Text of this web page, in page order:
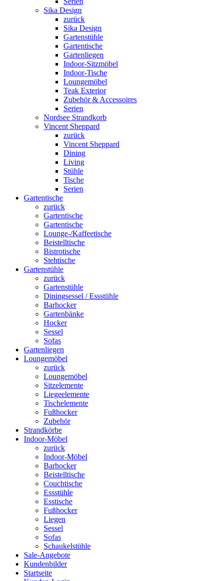
Sika Design
zurück
Sika Design
Gartenstühle
Gartentische
Gartenliegen
Indoor-Sitzmöbel
Indoor-Tische
Loungemöbel
Teak Exterior
Zubehör & Accessoires
Serien
Nordsee Strandkorb
Vincent Sheppard
zurück
Vincent Sheppard
Dining
Living
Stühle
Tische
Serien
Gartentische
zurück
Gartentische
Gartentische
Lounge-/Kaffeetische
Beistelltische
Bistrotische
Stehtische
Gartenstühle
zurück
Gartenstühle
Diningsessel / Essstühle
Barhocker
Gartenbänke
Hocker
Sessel
Sofas
Gartenliegen
Loungemöbel
zurück
Loungemöbel
Sitzelemente
Liegeelemente
Tischelemente
Fußhocker
Zubehör
Strandkörbe
Indoor-Möbel
zurück
Indoor-Möbel
Barhocker
Beistelltische
Couchtische
Essstühle
Esstische
Fußhocker
Liegen
Sessel
Sofas
Schaukelstühle
Sale-Angebote
Kundenbilder
Startseite